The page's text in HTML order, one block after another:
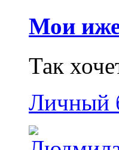
Мои
Так
Личный